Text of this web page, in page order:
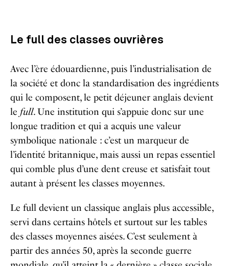
Le full des classes ouvrières
Avec l’ère édouardienne, puis l’industrialisation de
la société et donc la standardisation des ingrédients
qui le composent, le petit déjeuner anglais devient
le full. Une institution qui s’appuie donc sur une
longue tradition et qui a acquis une valeur
symbolique nationale : c’est un marqueur de
l’identité britannique, mais aussi un repas essentiel
qui comble plus d’une dent creuse et satisfait tout
autant à présent les classes moyennes.
Le full devient un classique anglais plus accessible,
servi dans certains hôtels et surtout sur les tables
des classes moyennes aisées. C’est seulement à
partir des années 50, après la seconde guerre